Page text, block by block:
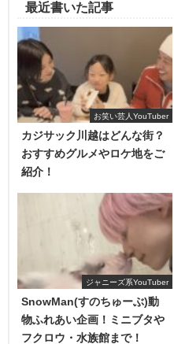
今回は「エガちゃんねるBIG
ねる』おなじみの 「ブリー
BAN」をモチーフにしたこ
場です。
エガちゃんねる視聴者なら
品揃いですね。
景品の詳細を紹介します。
「エガちゃんねるBIGぬい
最近書いた記事
お笑い芸人YouTuber
カジサック川越はどんな街？
おすすめグルメやロケ地をご
紹介！
ジャニーズ系YouTuber
SnowMan(すのちゅーぶ)動
物ふれあい企画！ミニブタや
フクロウ・水族館まで！